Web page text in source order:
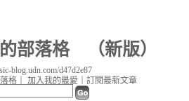
部落格（新版）
格 加入我的最愛 訂閱最新文章
blog.udn.com/d47d2e87